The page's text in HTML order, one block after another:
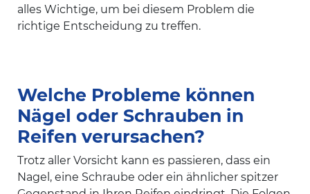
alles Wichtige, um bei diesem Problem die
richtige Entscheidung zu treffen.
Welche Probleme können
Nägel oder Schrauben in
Reifen verursachen?
Trotz aller Vorsicht kann es passieren, dass ein
Nagel, eine Schraube oder ein ähnlicher spitzer